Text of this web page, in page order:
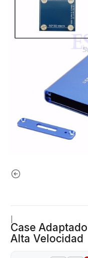
Case
Alta Velocidad